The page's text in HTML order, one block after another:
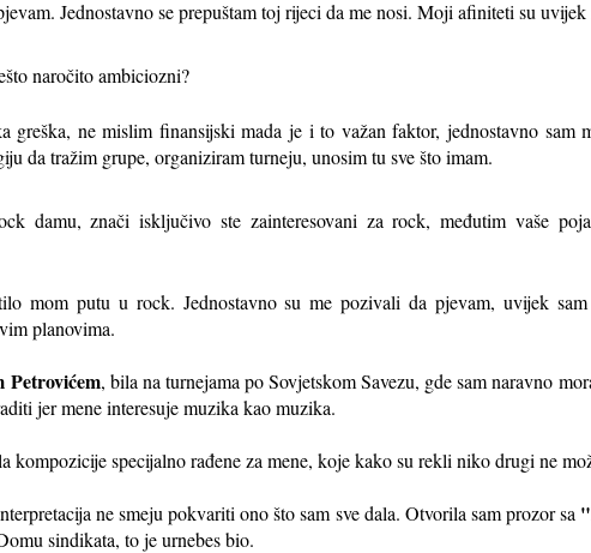
Jednostavno se prepuštam toj rijeci da me nosi. Moji afiniteti su
naročito ambiciozni?
greška, ne mislim finansijski mada je i to važan faktor, jednostavno sam
da tražim grupe, organiziram turneju, unosim tu sve što imam.
damu, znači isključivo ste zainteresovani za rock, međutim vaše
mom putu u rock. Jednostavno su me pozivali da pjevam, uvijek sam
planovima.
Petrovićem, bila na turnejama po Sovjetskom Savezu, gde sam naravno
jer mene interesuje muzika kao muzika.
kompozicije specijalno rađene za mene, koje kako su rekli niko drugi ne
ne smeju pokvariti ono što sam sve dala. Otvorila sam prozor sa
sindikata, to je urnebes bio.